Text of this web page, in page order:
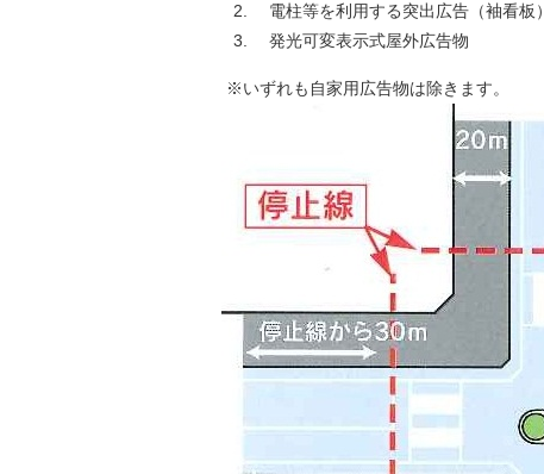
電柱等を利用する突出広告（袖看板）
発光可変表示式屋外広告物
※いずれも自家用広告物は除きます。